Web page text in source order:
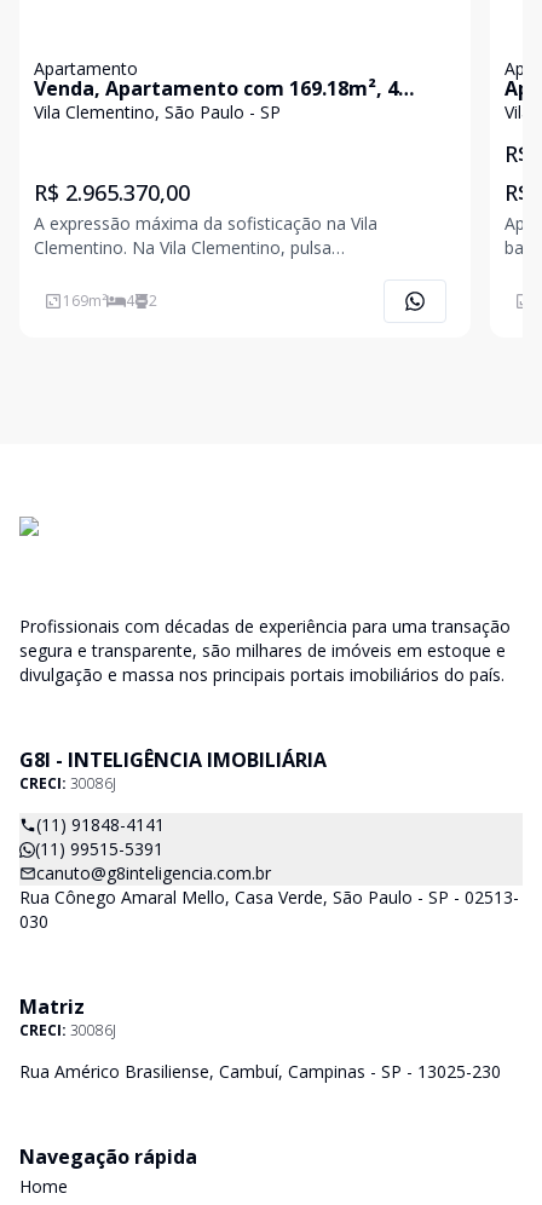
Apartamento
Venda, Apartamento com 169.18m², 4
dormitório(s), 3 vaga(s). Vila Clementino,
Vila Clementino, São Paulo - SP
R$ 2.965.370,00
A expressão máxima da sofisticação na Vila
Clementino. Na Vila Clementino, pulsa
representação inquestionável de uma identidade
169m² 4 2
Vila
R$
R$
Profissionais com décadas de experiência para uma transação
segura e transparente, são milhares de imóveis em estoque e
divulgação e massa nos principais portais imobiliários do país.
G8I - INTELIGÊNCIA IMOBILIÁRIA
CRECI: 30086J
(11) 91848-4141
(11) 99515-5391
canuto@g8inteligencia.com.br
Rua Cônego Amaral Mello, Casa Verde, São Paulo - SP - 02513-
030
Matriz
CRECI: 30086J
Rua Américo Brasiliense, Cambuí, Campinas - SP - 13025-230
Navegação rápida
Home